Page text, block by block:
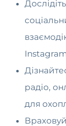
радіо,
для